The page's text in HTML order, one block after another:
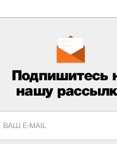
Подпишитесь
нашу